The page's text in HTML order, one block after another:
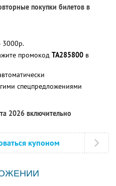
покупки билетов в
3000р.
промокод TA285800 в
спецпредложениями
2026 включительно
купоном